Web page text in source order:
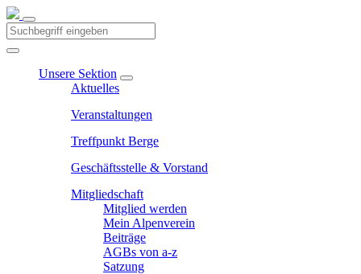
Unsere Sektion
Aktuelles
Veranstaltungen
Treffpunkt Berge
Geschäftsstelle & Vorstand
Mitgliedschaft
Mitglied werden
Mein Alpenverein
Beiträge
AGBs von a-z
Satzung